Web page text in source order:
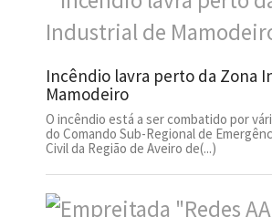
Incêndio lavra perto da Zona
Mamodeiro
O incêndio está a ser combatido por
do Comando Sub-Regional de
Civil da Região de Aveiro de(...)